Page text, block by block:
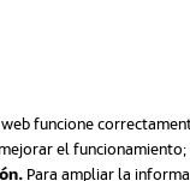
funcione
el funcionamiento;
Para ampliar la
la seguridad